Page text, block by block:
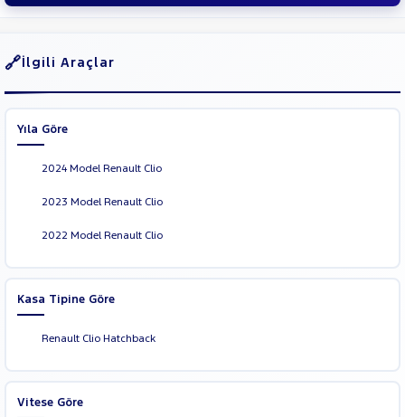
İlgili Araçlar
Yıla Göre
2024 Model Renault Clio
2023 Model Renault Clio
2022 Model Renault Clio
Kasa Tipine Göre
Renault Clio Hatchback
Vitese Göre